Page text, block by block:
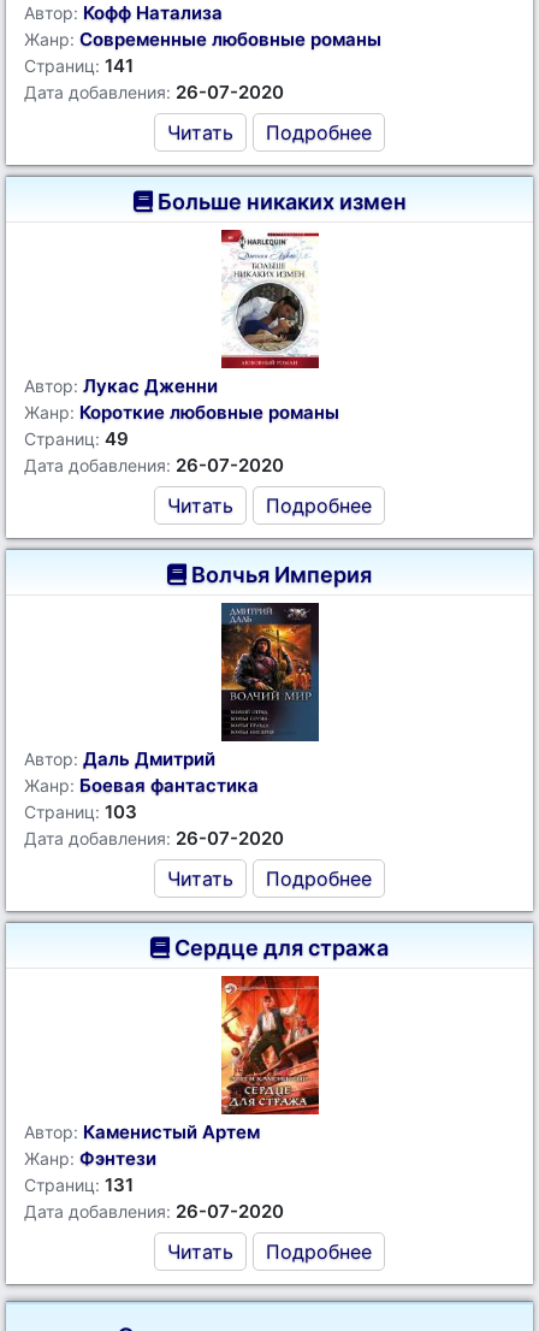
Автор: Кофф Натализа
Жанр: Современные любовные романы
Страниц: 141
Дата добавления: 26-07-2020
Читать Подробнее
Больше никаких измен
Автор: Лукас Дженни
Жанр: Короткие любовные романы
Страниц: 49
Дата добавления: 26-07-2020
Читать Подробнее
Волчья Империя
Автор: Даль Дмитрий
Жанр: Боевая фантастика
Страниц: 103
Дата добавления: 26-07-2020
Читать Подробнее
Сердце для стража
Автор: Каменистый Артем
Жанр: Фэнтези
Страниц: 131
Дата добавления: 26-07-2020
Читать Подробнее